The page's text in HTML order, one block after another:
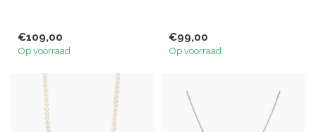
€109,00
Op voorraad
€99,00
Op voorraad